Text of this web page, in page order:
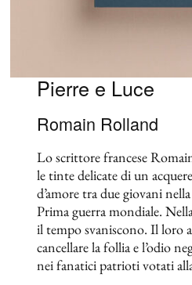
Pierre e Luce
Romain Rolland
Lo scrittore francese
le tinte delicate di un
d’amore tra due giovani
Prima guerra mondiale.
il tempo svaniscono. Il loro
cancellare la follia e l’odio
nei fanatici patrioti votati